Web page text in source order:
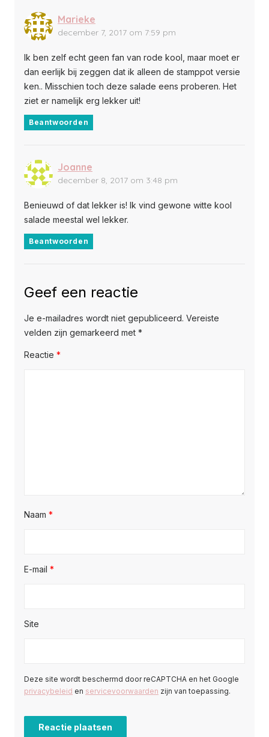
Marieke
december 7, 2017 om 7:59 pm
Ik ben zelf echt geen fan van rode kool, maar moet er
dan eerlijk bij zeggen dat ik alleen de stamppot versie
ken.. Misschien toch deze salade eens proberen. Het
ziet er namelijk erg lekker uit!
Beantwoorden
Joanne
december 8, 2017 om 3:48 pm
Benieuwd of dat lekker is! Ik vind gewone witte kool
salade meestal wel lekker.
Beantwoorden
Geef een reactie
Je e-mailadres wordt niet gepubliceerd. Vereiste
velden zijn gemarkeerd met *
Reactie *
Naam *
E-mail *
Site
Deze site wordt beschermd door reCAPTCHA en het Google
privacybeleid en servicevoorwaarden zijn van toepassing.